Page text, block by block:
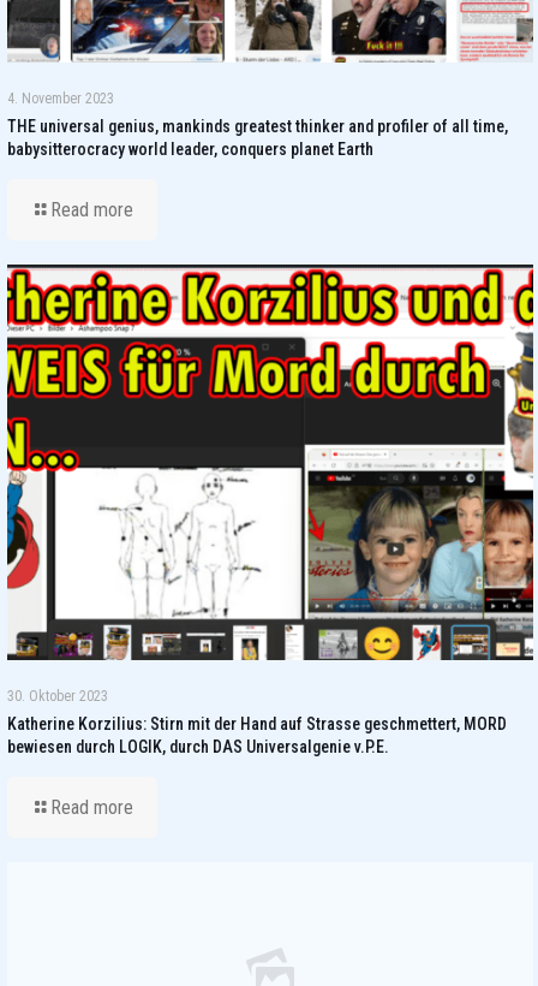
4. November 2023
THE universal genius, mankinds greatest thinker and profiler of all time,
babysitterocracy world leader, conquers planet Earth
Read more
30. Oktober 2023
Katherine Korzilius: Stirn mit der Hand auf Strasse geschmettert, MORD
bewiesen durch LOGIK, durch DAS Universalgenie v.P.E.
Read more